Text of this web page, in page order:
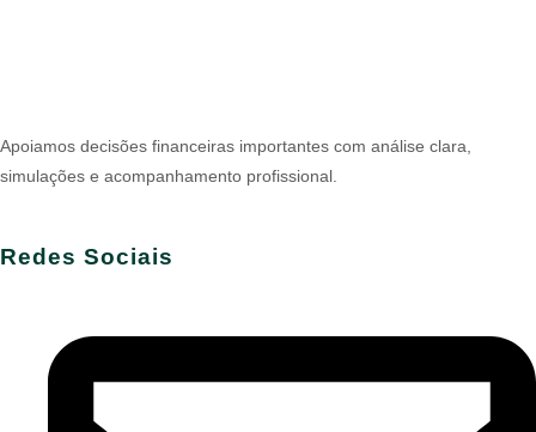
Apoiamos decisões financeiras importantes com análise clara,
simulações e acompanhamento profissional.
Redes Sociais